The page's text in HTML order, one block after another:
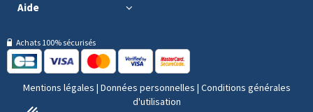
Aide
Achats 100% sécurisés
Mentions légales | Données personnelles | Conditions générales
d'utilisation